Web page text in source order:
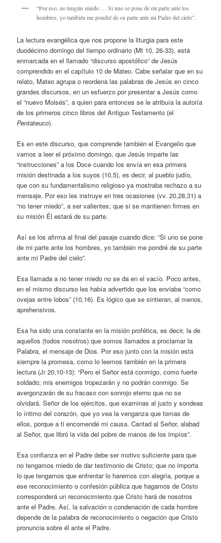
“Por eso, no tengáis miedo … Si uno se pone de mi parte ante los
hombres, yo también me pondré de su parte ante mi Padre del cielo”.
La lectura evangélica que nos propone la liturgia para este
duodécimo domingo del tiempo ordinario (Mt 10, 26-33), está
enmarcada en el llamado “discurso apostólico” de Jesús
comprendido en el capítulo 10 de Mateo. Cabe señalar que en su
relato, Mateo agrupa o reordena las palabras de Jesús en cinco
grandes discursos, en un esfuerzo por presentar a Jesús como
el “nuevo Moisés”, a quien para entonces se le atribuía la autoría
de los primeros cinco libros del Antiguo Testamento (el
Pentateuco).
Es en este discurso, que comprende también el Evangelio que
vamos a leer el próximo domingo, que Jesús imparte las
“instrucciones” a los Doce cuando los envía en esa primera
misión destinada a los suyos (10,5), es decir, al pueblo judío,
que con su fundamentalismo religioso ya mostraba rechazo a su
mensaje. Por eso les instruye en tres ocasiones (vv. 20,28,31) a
“no tener miedo”, a ser valientes; que si se mantienen firmes en
su misión Él estará de su parte.
Así se los afirma al final del pasaje cuando dice: “Si uno se pone
de mi parte ante los hombres, yo también me pondré de su parte
ante mi Padre del cielo”.
Esa llamada a no tener miedo no se da en el vacío. Poco antes,
en el mismo discurso les había advertido que los enviaba “como
ovejas entre lobos” (10,16). Es lógico que se sintieran, al menos,
aprehensivos.
Esa ha sido una constante en la misión profética, es decir, la de
aquellos (todos nosotros) que somos llamados a proclamar la
Palabra, el mensaje de Dios. Por eso junto con la misión está
siempre la promesa, como lo leemos también en la primera
lectura (Jr 20,10-13): “Pero el Señor está conmigo, como fuerte
soldado; mis enemigos tropezarán y no podrán conmigo. Se
avergonzarán de su fracaso con sonrojo eterno que no se
olvidará. Señor de los ejércitos, que examinas al justo y sondeas
lo íntimo del corazón, que yo vea la venganza que tomas de
ellos, porque a ti encomendé mi causa. Cantad al Señor, alabad
al Señor, que libró la vida del pobre de manos de los impíos”.
Esa confianza en el Padre debe ser motivo suficiente para que
no tengamos miedo de dar testimonio de Cristo; que no importa
lo que tengamos que enfrentar lo haremos con alegría, porque a
ese reconocimiento o confesión pública que hagamos de Cristo
corresponderá un reconocimiento que Cristo hará de nosotros
ante el Padre. Así, la salvación o condenación de cada hombre
depende de la palabra de reconocimiento o negación que Cristo
pronuncia sobre él ante el Padre.